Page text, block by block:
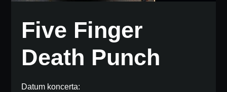
Five Finger
Death Punch
Datum koncerta: